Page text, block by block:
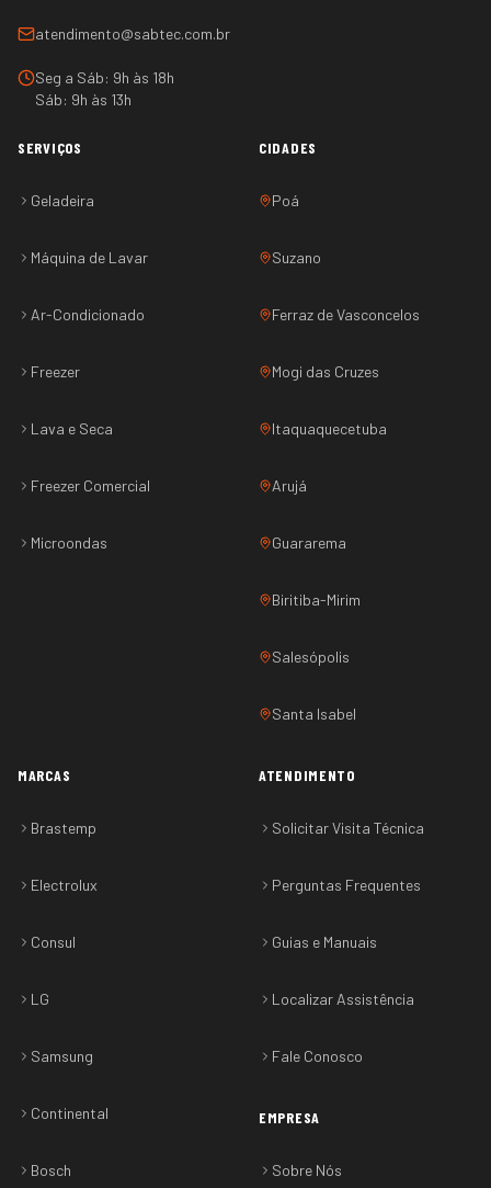
atendimento@sabtec.com.br
Seg a Sáb: 9h às 18h
Sáb: 9h às 13h
SERVIÇOS
Geladeira
Máquina de Lavar
Ar-Condicionado
Freezer
Lava e Seca
Freezer Comercial
Microondas
CIDADES
Poá
Suzano
Ferraz de Vasconcelos
Mogi das Cruzes
Itaquaquecetuba
Arujá
Guararema
Biritiba-Mirim
Salesópolis
Santa Isabel
MARCAS
Brastemp
Electrolux
Consul
LG
Samsung
Continental
Bosch
ATENDIMENTO
Solicitar Visita Técnica
Perguntas Frequentes
Guias e Manuais
Localizar Assistência
Fale Conosco
EMPRESA
Sobre Nós